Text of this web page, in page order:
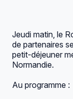
Jeudi matin, le
de partenaires
petit-déjeuner
Normandie.
Au programme :